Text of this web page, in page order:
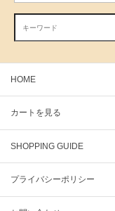
HOME
カートを見る
SHOPPING GUIDE
プライバシーポリシー